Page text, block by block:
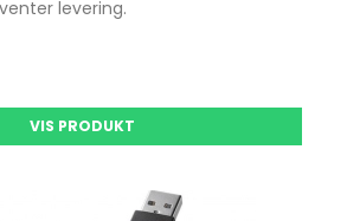
levering.
VIS PRODUKT